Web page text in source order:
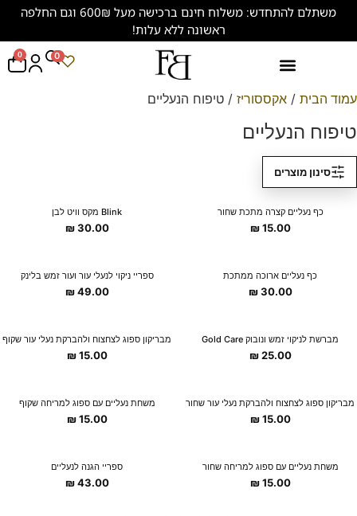
משתלם להתחדש: משלוח חינם ברכישה מעל 600₪ וגם החלפה
ראשונה ללא עלות!
0 0
עמוד הבית / אקססוריז / טיפוח הנעליים
טיפוח הנעליים
סינון מוצרים
New Collection
כף נעליים קצרה מתכת שחור
15.00
₪
New Collection
Blink מקס וויט לבן
30.00
₪
New Collection
כף נעליים ארוכה ממתכת
30.00
₪
ספריי ניקוי לנעלי עור ועור זמש בלינק
49.00
₪
מברשת לניקוי זמש ונובוק Gold Care
25.00
₪
מבריקון ספוג לצחצוח ולהברקת נעלי עור שקוף
15.00
₪
מבריקון ספוג לצחצוח ולהברקת נעלי עור שחור
15.00
₪
משחת נעליים עם ספוג למריחה שקוף
15.00
₪
משחת נעליים עם ספוג למריחה שחור
15.00
₪
ספריי הגנה לנעליים
43.00
₪